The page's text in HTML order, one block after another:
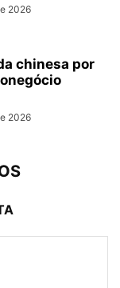
2026
chinesa por
2026